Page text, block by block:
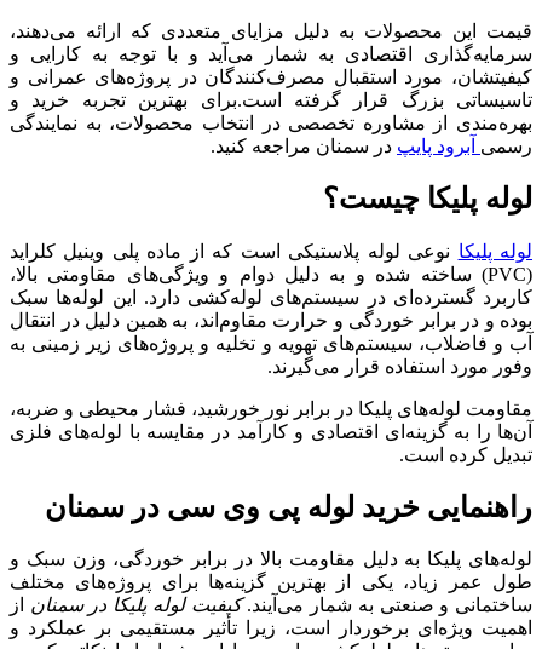
قیمت این محصولات به دلیل مزایای متعددی که ارائه می‌دهند،
سرمایه‌گذاری اقتصادی به شمار می‌آید و با توجه به کارایی و
کیفیتشان، مورد استقبال مصرف‌کنندگان در پروژه‌های عمرانی و
تاسیساتی بزرگ قرار گرفته است.برای بهترین تجربه خرید و
بهره‌مندی از مشاوره تخصصی در انتخاب محصولات، به نمایندگی
رسمی آبرود پایپ در سمنان مراجعه کنید.
لوله پلیکا چیست؟
لوله پلیکا نوعی لوله پلاستیکی است که از ماده پلی‌ وینیل کلراید
(PVC) ساخته شده و به دلیل دوام و ویژگی‌های مقاومتی بالا،
کاربرد گسترده‌ای در سیستم‌های لوله‌کشی دارد. این لوله‌ها سبک
بوده و در برابر خوردگی و حرارت مقاوم‌اند، به همین دلیل در انتقال
آب و فاضلاب، سیستم‌های تهویه و تخلیه و پروژه‌های زیر زمینی به‌
وفور مورد استفاده قرار می‌گیرند.
مقاومت لوله‌های پلیکا در برابر نور خورشید، فشار محیطی و ضربه،
آن‌ها را به گزینه‌ای اقتصادی و کارآمد در مقایسه با لوله‌های فلزی
تبدیل کرده است.
راهنمایی خرید لوله پی وی سی در سمنان
لوله‌های پلیکا به دلیل مقاومت بالا در برابر خوردگی، وزن سبک و
طول عمر زیاد، یکی از بهترین گزینه‌ها برای پروژه‌های مختلف
ساختمانی و صنعتی به شمار می‌آیند.کیفیت لوله پلیکا در سمنان از
اهمیت ویژه‌ای برخوردار است، زیرا تأثیر مستقیمی بر عملکرد و